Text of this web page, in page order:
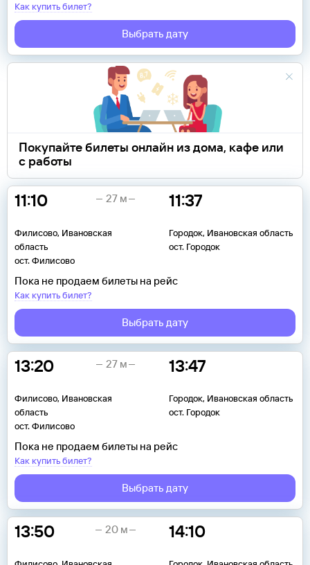
Как купить билет?
Выбрать дату
Покупайте билеты онлайн из дома, кафе или
с работы
11:10
Филисово, Ивановская
область
ост. Филисово
11:37
Городок, Ивановская область
ост. Городок
27 м
Пока не продаем билеты на рейс
Как купить билет?
Выбрать дату
13:20
Филисово, Ивановская
область
ост. Филисово
13:47
Городок, Ивановская область
ост. Городок
27 м
Пока не продаем билеты на рейс
Как купить билет?
Выбрать дату
13:50 14:10
20 м